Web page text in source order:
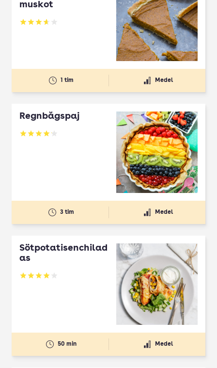
muskot
Betyg: 3.68 av 5
1 tim Medel
Regnbågspaj
Betyg: 4.16 av 5
3 tim Medel
Sötpotatisenchilad
as
Betyg: 4.07 av 5
50 min Medel